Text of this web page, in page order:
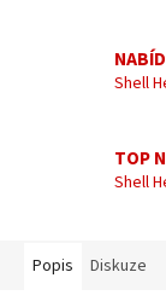
Shell
TOP
Shell
Popis Diskuze